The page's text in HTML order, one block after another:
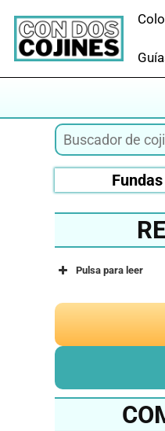
contenido
Fundas
Pulsa para leer